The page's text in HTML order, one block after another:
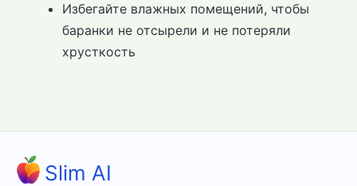
Избегайте влажных помещений, чтобы
баранки не отсырели и не потеряли
хрусткость
Slim AI